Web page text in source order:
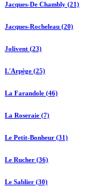
Jacques-De Chambly (21)
Jacques-Rocheleau (20)
Jolivent (23)
L'Arpège (25)
La Farandole (46)
La Roseraie (7)
Le Petit-Bonheur (31)
Le Rucher (36)
Le Sablier (30)